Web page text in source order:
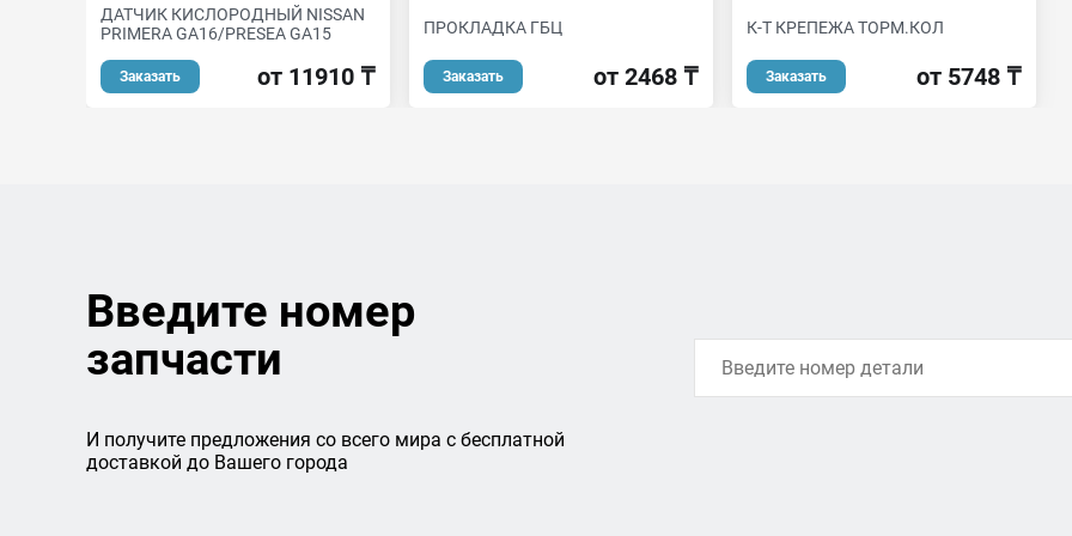
ДАТЧИК КИСЛОРОДНЫЙ NISSAN
PRIMERA GA16/PRESEA GA15
Заказать от 11910 ₸
ПРОКЛАДКА ГБЦ
Заказать от 2468 ₸
К-Т КРЕПЕЖА ТОРМ.КОЛ
Заказать от 5748 ₸
Введите номер
запчасти
И получите предложения со всего мира с бесплатной
доставкой до Вашего города